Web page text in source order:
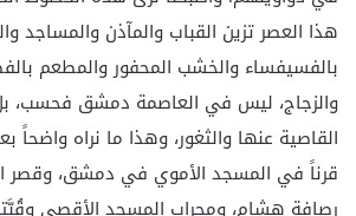
هذا العصر تزين القباب والمآذن والمساجد
بالفسيفساء والخشب المحفور والمطعم
والزجاج، ليس في العاصمة دمشق فحسب،
القاصية عنها والثغور، وهذا ما نراه واضحاً
قرناً في المسجد الأموي في دمشق، وقصر
رصافة هشام، ومحراب المسجد الأقصى